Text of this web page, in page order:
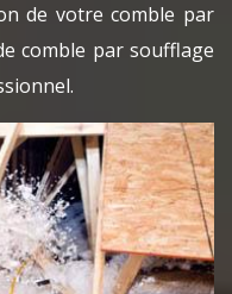
de votre comble par
comble par soufflage